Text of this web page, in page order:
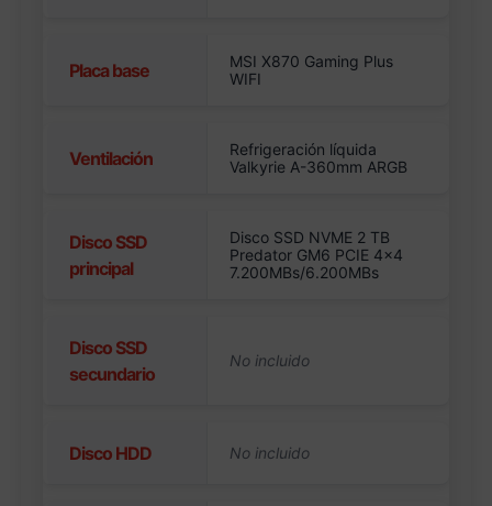
Placa base
MSI X870 Gaming Plus
WIFI
Ventilación
Refrigeración líquida
Valkyrie A-360mm ARGB
Disco SSD
principal
Disco SSD NVME 2 TB
Predator GM6 PCIE 4×4
7.200MBs/6.200MBs
Disco SSD
secundario
Disco HDD